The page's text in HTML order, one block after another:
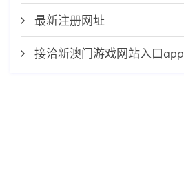
最新注册网址
接洽新澳门游戏网站入口app